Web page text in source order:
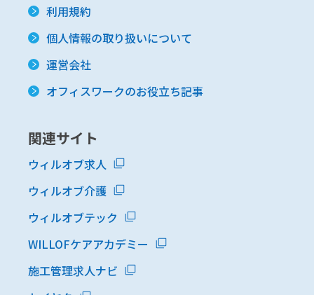
利用規約
個人情報の取り扱いについて
運営会社
オフィスワークのお役立ち記事
関連サイト
ウィルオブ求人
ウィルオブ介護
ウィルオブテック
WILLOFケアアカデミー
施工管理求人ナビ